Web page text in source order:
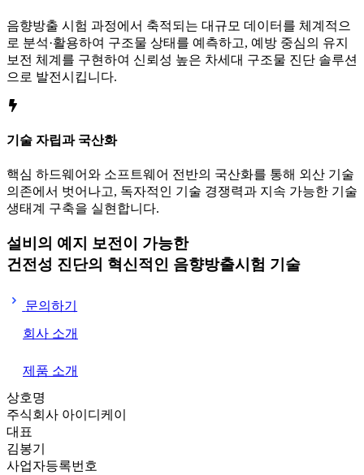
음향방출 시험 과정에서 축적되는 대규모 데이터를 체계적으
로 분석·활용하여 구조물 상태를 예측하고, 예방 중심의 유지
보전 체계를 구현하여 신뢰성 높은 차세대 구조물 진단 솔루션
으로 발전시킵니다.
기술 자립과 국산화
핵심 하드웨어와 소프트웨어 전반의 국산화를 통해 외산 기술
의존에서 벗어나고, 독자적인 기술 경쟁력과 지속 가능한 기술
생태계 구축을 실현합니다.
설비의 예지 보전이 가능한
건전성 진단의 혁신적인 음향방출시험 기술
문의하기
회사 소개
제품 소개
상호명
주식회사 아이디케이
대표
김봉기
사업자등록번호